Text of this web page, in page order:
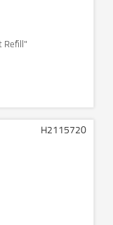
Refill"
H2115720